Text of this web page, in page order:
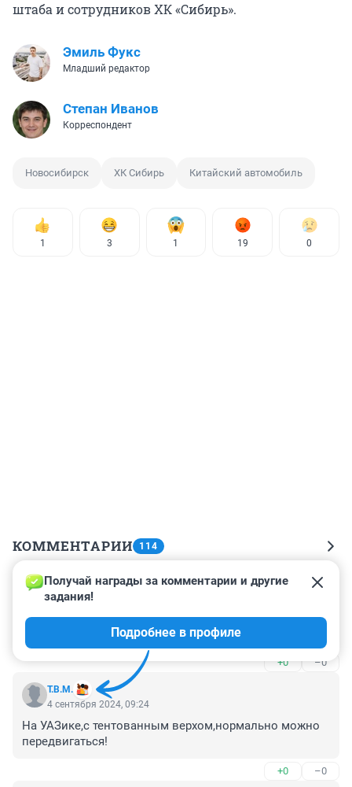
штаба и сотрудников ХК «Сибирь».
Эмиль Фукс
Младший редактор
Степан Иванов
Корреспондент
Новосибирск ХК Сибирь Китайский автомобиль
1 3 1 19 0
КОММЕНТАРИИ 114
Гость
17 марта 2025, 21:04
Это не команда а сборище ива лидов, и машины им
надо соответствующего класса.
+0 –0
Т.В.М.
Получай награды за комментарии и другие
задания!
Подробнее в профиле
4 сентября 2024, 09:24
На УАЗике,с тентованным верхом,нормально можно
передвигаться!
+0 –0